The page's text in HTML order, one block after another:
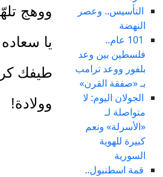
التأسيس.. وعصر
النهضة
101 عام..
فلسطين بين وعد
بلفور ووعد ترامب
بـ «صفقة القرن»
الجولان اليوم: لا
متواصلة لـ
«الأسرلة» ونعم
كبيرة للهوية
السورية
قمة اسطنبول..
ووهج
يا
طيفك
وولادة!